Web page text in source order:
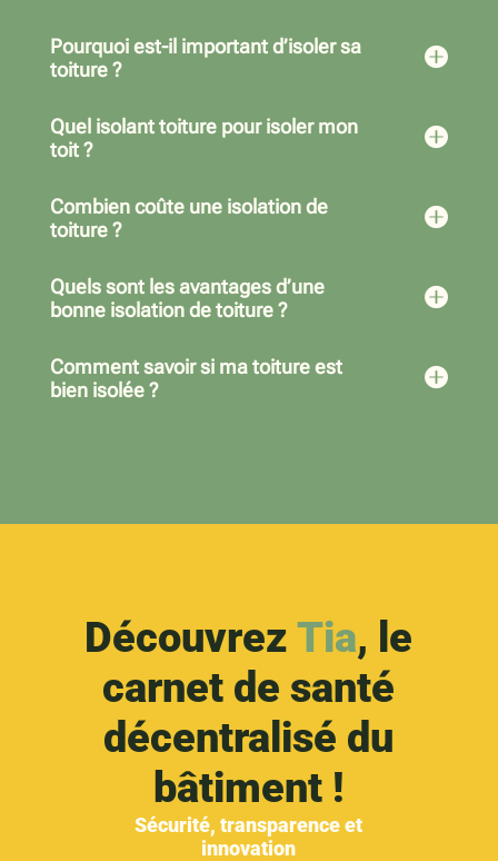
Pourquoi est-il important d’isoler sa
toiture ?

Quel isolant toiture pour isoler mon
toit ?

Combien coûte une isolation de
toiture ?

Quels sont les avantages d’une
bonne isolation de toiture ?

Comment savoir si ma toiture est
bien isolée ?

DécouvrezTia, le
carnet de santé
décentralisé du
bâtiment !
Sécurité, transparence et
innovation